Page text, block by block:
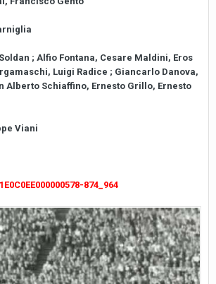
; Alfio Fontana, Cesare Maldini, Eros
Luigi Radice ; Giancarlo Danova,
Alberto Schiaffino, Ernesto Grillo, Ernesto
Viani